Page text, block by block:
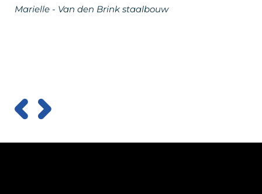
Marielle - Van den Brink staalbouw